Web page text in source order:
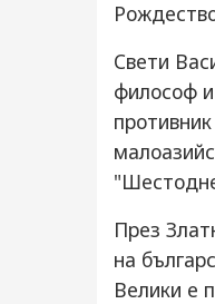
Свети
философ
През
на
Велики е